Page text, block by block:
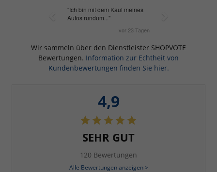
Wir sammeln über den Dienstleister SHOPVOTE
Bewertungen. Information zur Echtheit von
Kundenbewertungen finden Sie hier.
4,9
SEHR GUT
120 Bewertungen
Alle Bewertungen anzeigen >